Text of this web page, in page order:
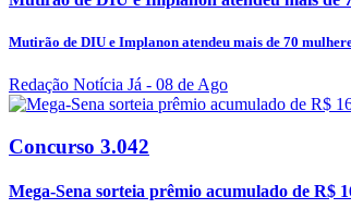
Mutirão de DIU e Implanon atendeu mais de 70
Redação Notícia Já - 08 de Ago
Concurso 3.042
Mega-Sena sorteia prêmio acumulado de R$